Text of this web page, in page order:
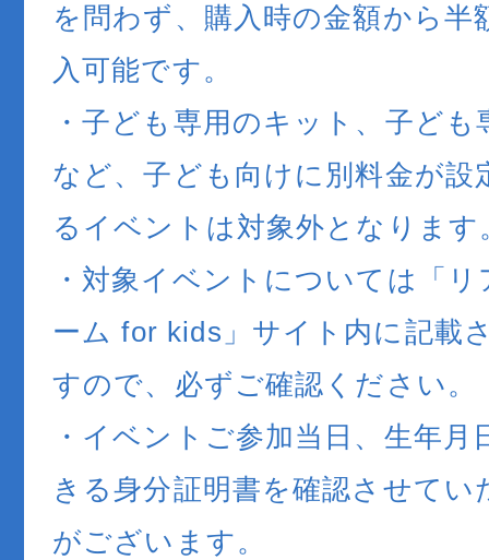
を問わず、購入時の金額から半
入可能です。
・子ども専用のキット、子ども
など、子ども向けに別料金が設
るイベントは対象外となります
・対象イベントについては「
ーム for kids」サイト内に記載
すので、必ずご確認ください。
・イベントご参加当日、生年月
きる身分証明書を確認させてい
がございます。